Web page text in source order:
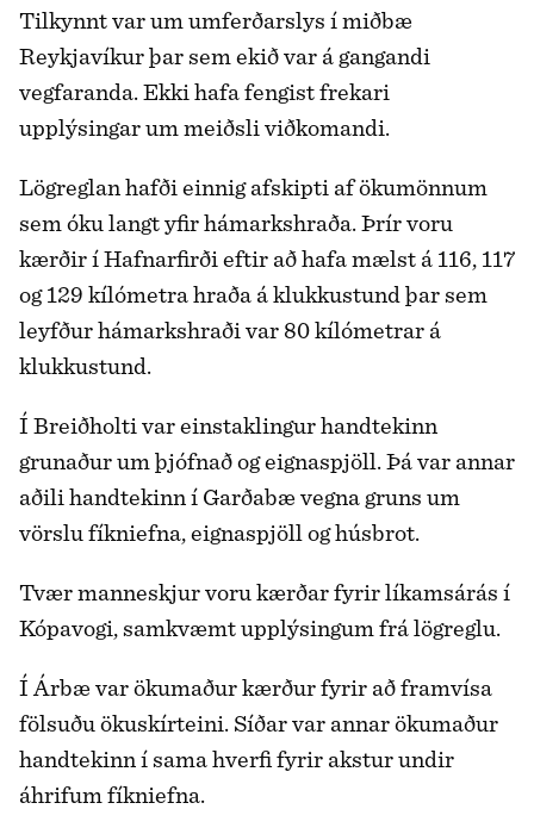
Tilkynnt var um umferðarslys í miðbæ
Reykjavíkur þar sem ekið var á gangandi
vegfaranda. Ekki hafa fengist frekari
upplýsingar um meiðsli viðkomandi.
Lögreglan hafði einnig afskipti af ökumönnum
sem óku langt yfir hámarkshraða. Þrír voru
kærðir í Hafnarfirði eftir að hafa mælst á 116, 117
og 129 kílómetra hraða á klukkustund þar sem
leyfður hámarkshraði var 80 kílómetrar á
klukkustund.
Í Breiðholti var einstaklingur handtekinn
grunaður um þjófnað og eignaspjöll. Þá var annar
aðili handtekinn í Garðabæ vegna gruns um
vörslu fíkniefna, eignaspjöll og húsbrot.
Tvær manneskjur voru kærðar fyrir líkamsárás í
Kópavogi, samkvæmt upplýsingum frá lögreglu.
Í Árbæ var ökumaður kærður fyrir að framvísa
fölsuðu ökuskírteini. Síðar var annar ökumaður
handtekinn í sama hverfi fyrir akstur undir
áhrifum fíkniefna.